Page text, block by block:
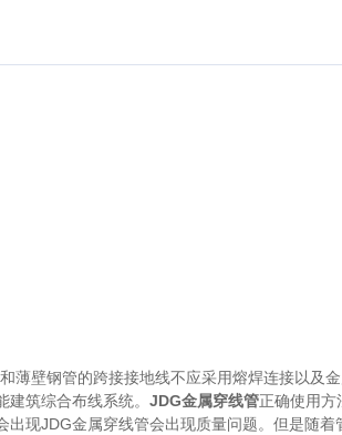
薄壁钢管的跨接接地线不应采用熔焊连接以及
筑综合布线系统。 JDG金属穿线管正确使用方
现JDG金属穿线管会出现质量问题。但是随